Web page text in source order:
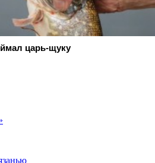
царь-щуку